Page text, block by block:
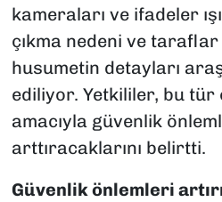
kameraları ve ifadeler
çıkma nedeni ve
husumetin detayları
ediliyor. Yetkililer, bu tür
amacıyla güvenlik
arttıracaklarını belirtti.
Güvenlik önlemleri